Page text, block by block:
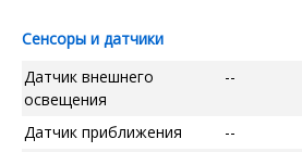
Сенсоры и датчики
Датчик внешнего
освещения
--
Датчик приближения --